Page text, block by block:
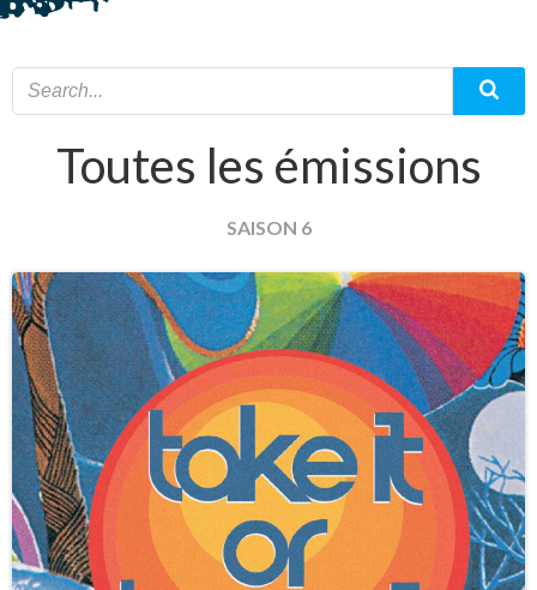
Toutes les émissions
SAISON 6